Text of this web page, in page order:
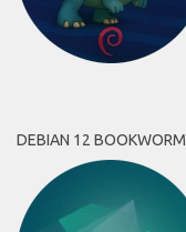
DEBIAN 12 BOOKWORM